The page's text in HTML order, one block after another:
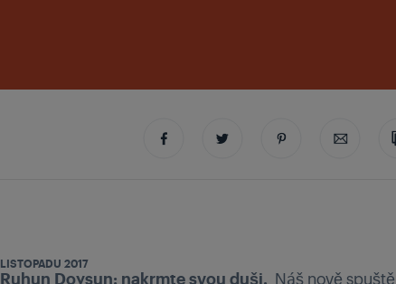
LISTOPADU 2017
Ruhun Doysun: nakrmte svou duši. Náš nově